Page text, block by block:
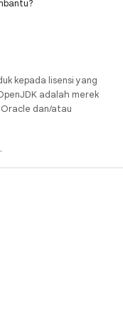
kepada lisensi yang
adalah merek
dan/atau